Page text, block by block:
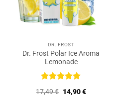
DR. FROST
Dr. Frost Polar Ice Aroma
Lemonade
Bewertet
mit 5 von
17,49€ Ursprünglicher
Preis
14,90€Aktueller